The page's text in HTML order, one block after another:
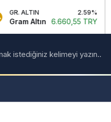
2.59%
TRY
BTC
Bitcoin
istediğiniz kelimeyi yazın..